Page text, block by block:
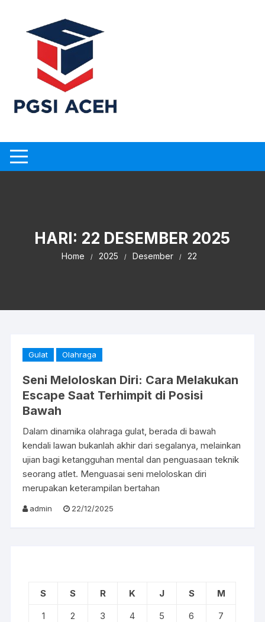
content
HARI: 22 DESEMBER 2025
Home 2025 Desember 22
Gulat Olahraga
Seni Meloloskan Diri: Cara Melakukan
Escape Saat Terhimpit di Posisi
Bawah
Dalam dinamika olahraga gulat, berada di bawah
kendali lawan bukanlah akhir dari segalanya, melainkan
ujian bagi ketangguhan mental dan penguasaan teknik
seorang atlet. Menguasai seni meloloskan diri
merupakan keterampilan bertahan
admin 22/12/2025
S S R K J S
M
1
2 3 4 5 6
7